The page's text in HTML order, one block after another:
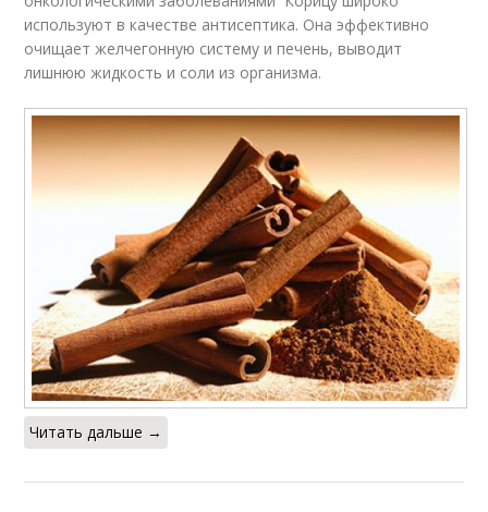
используют в качестве антисептика. Она эффективно
очищает желчегонную систему и печень, выводит
лишнюю жидкость и соли из организма.
Читать дальше →